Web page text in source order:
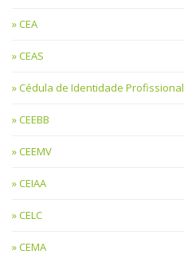
CEA
CEAS
Cédula de Identidade Profissional
CEEBB
CEEMV
CEIAA
CELC
CEMA